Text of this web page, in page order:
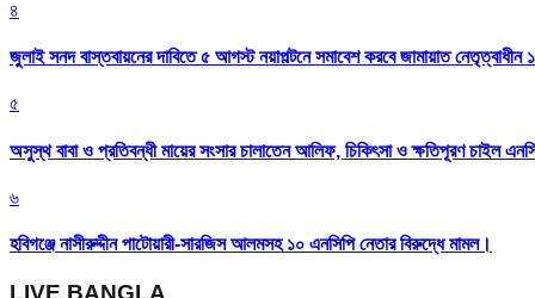
৪
জুলাই সনদ বাস্তবায়নের দাবিতে ৫ আগস্ট নয়াপল্টনে সমাবেশ করবে জামায়াত নেতৃত্বাধীন
৫
অসুস্থ বাবা ও প্রতিবন্ধী মায়ের সংসার চালাতেন আলিফ, চিকিৎসা ও ক্ষতিপূরণ চাইল
৬
হবিগঞ্জে নাসীরুদ্দীন পাটোয়ারী-সারজিস আলমসহ ১০ এনসিপি নেতার বিরুদ্ধে মামল।